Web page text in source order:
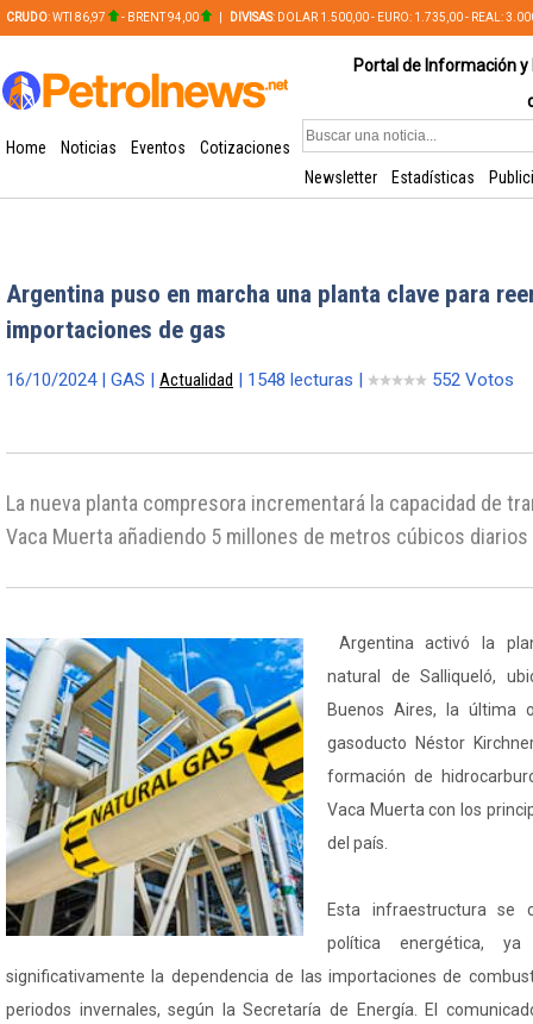
CRUDO: WTI 86,97 - BRENT 94,00 DIVISAS: DOLAR 1.500,00 - EURO: 1.735,00 - REAL:
Portal de Información
Home Noticias Eventos
Cotizaciones
Newsletter
Estadísticas
Argentina puso en marcha una planta clave para
importaciones de gas
16/10/2024 | GAS | Actualidad | 1548 lecturas | 552 Votos
La nueva planta compresora incrementará la capacidad de
Vaca Muerta añadiendo 5 millones de metros cúbicos diarios
Argentina activó la
natural de Salliqueló,
Buenos Aires, la última
gasoducto Néstor
formación de
Vaca Muerta con los
del país.
Esta infraestructura se
política energética,
significativamente la dependencia de las importaciones de
periodos invernales, según la Secretaría de Energía. El